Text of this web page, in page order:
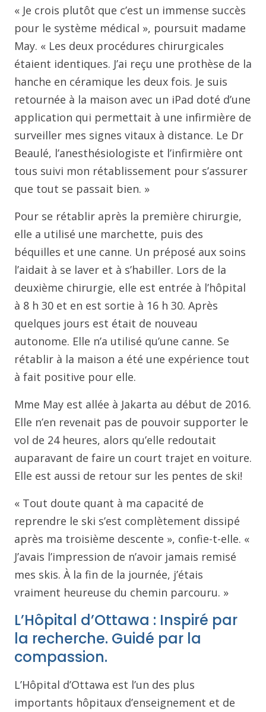
« Je crois plutôt que c’est un immense succès
pour le système médical », poursuit madame
May. « Les deux procédures chirurgicales
étaient identiques. J’ai reçu une prothèse de la
hanche en céramique les deux fois. Je suis
retournée à la maison avec un iPad doté d’une
application qui permettait à une infirmière de
surveiller mes signes vitaux à distance. Le Dr
Beaulé, l’anesthésiologiste et l’infirmière ont
tous suivi mon rétablissement pour s’assurer
que tout se passait bien. »
Pour se rétablir après la première chirurgie,
elle a utilisé une marchette, puis des
béquilles et une canne. Un préposé aux soins
l’aidait à se laver et à s’habiller. Lors de la
deuxième chirurgie, elle est entrée à l’hôpital
à 8 h 30 et en est sortie à 16 h 30. Après
quelques jours est était de nouveau
autonome. Elle n’a utilisé qu’une canne. Se
rétablir à la maison a été une expérience tout
à fait positive pour elle.
Mme May est allée à Jakarta au début de 2016.
Elle n’en revenait pas de pouvoir supporter le
vol de 24 heures, alors qu’elle redoutait
auparavant de faire un court trajet en voiture.
Elle est aussi de retour sur les pentes de ski!
« Tout doute quant à ma capacité de
reprendre le ski s’est complètement dissipé
après ma troisième descente », confie-t-elle. «
J’avais l’impression de n’avoir jamais remisé
mes skis. À la fin de la journée, j’étais
vraiment heureuse du chemin parcouru. »
L’Hôpital d’Ottawa : Inspiré par
la recherche. Guidé par la
compassion.
L’Hôpital d’Ottawa est l’un des plus
importants hôpitaux d’enseignement et de